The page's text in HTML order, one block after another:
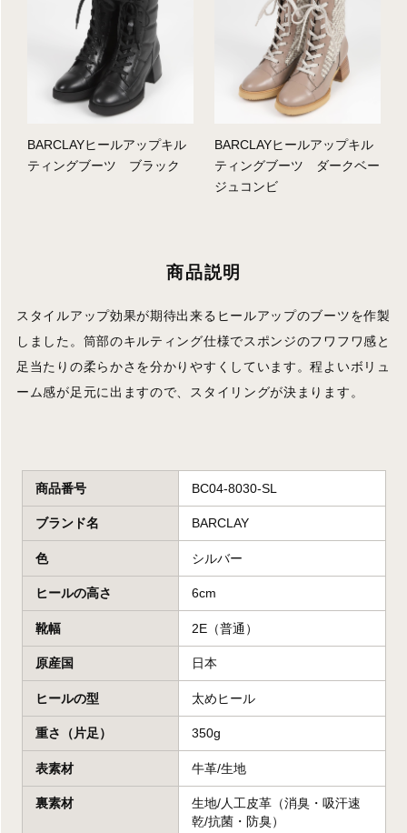
BARCLAYヒールアップキル
ティングブーツ ブラック
BARCLAYヒールアップキル
ティングブーツ ダークベー
ジュコンビ
商品説明
スタイルアップ効果が期待出来るヒールアップのブーツを作製
しました。筒部のキルティング仕様でスポンジのフワフワ感と
足当たりの柔らかさを分かりやすくしています。程よいボリュ
ーム感が足元に出ますので、スタイリングが決まります。
商品番号 BC04-8030-SL
ブランド名 BARCLAY
色 シルバー
ヒールの高さ 6cm
靴幅 2E（普通）
原産国 日本
ヒールの型 太めヒール
重さ（片足） 350g
表素材 牛革/生地
裏素材
生地/人工皮革（消臭・吸汗速
乾/抗菌・防臭）